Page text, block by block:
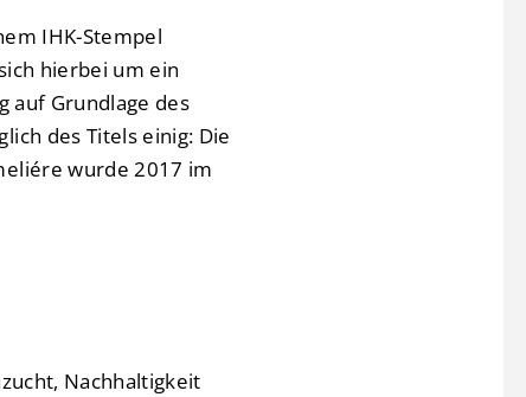
IHK-Stempel
hierbei um ein
auf Grundlage des
des Titels einig: Die
wurde 2017 im
Nachhaltigkeit